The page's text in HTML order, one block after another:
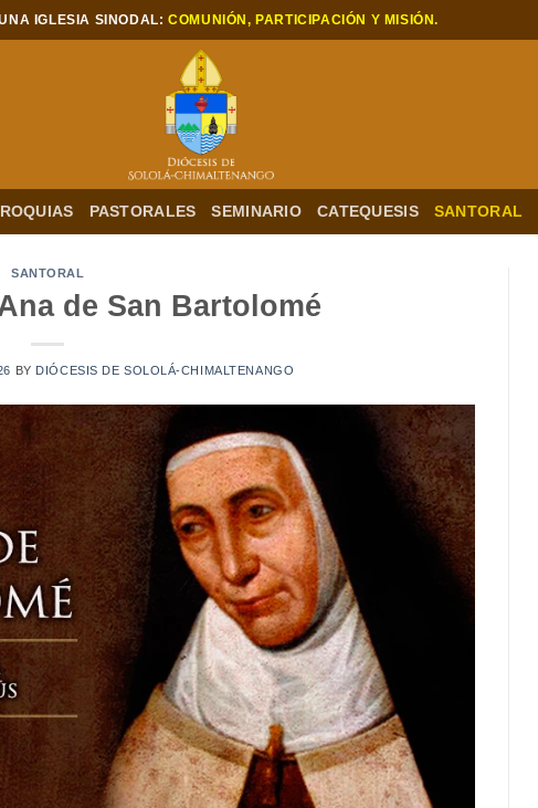
IGLESIA SINODAL:COMUNIÓN, PARTICIPACIÓN Y MISIÓN.
PASTORALES SEMINARIO CATEQUESIS SANTORAL
SANTORAL
de San Bartolomé
BY DIÓCESIS DE SOLOLÁ-CHIMALTENANGO